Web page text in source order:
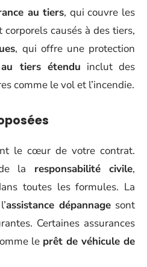
au tiers, qui couvre les
causés à des tiers,
, qui offre une protection
au tiers étendu inclut des
comme le vol et l’incendie.
le cœur de votre contrat.
la responsabilité civile,
toutes les formules. La
assistance dépannage sont
Certaines assurances
le prêt de véhicule de